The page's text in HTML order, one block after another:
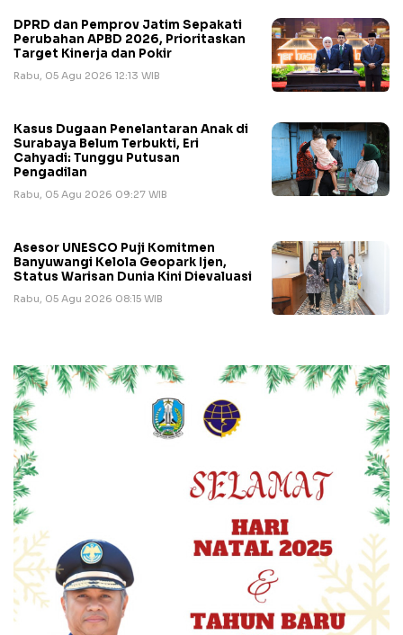
DPRD dan Pemprov Jatim Sepakati
Perubahan APBD 2026, Prioritaskan
Target Kinerja dan Pokir
Rabu, 05 Agu 2026 12:13 WIB
Kasus Dugaan Penelantaran Anak di
Surabaya Belum Terbukti, Eri
Cahyadi: Tunggu Putusan
Pengadilan
Rabu, 05 Agu 2026 09:27 WIB
Asesor UNESCO Puji Komitmen
Banyuwangi Kelola Geopark Ijen,
Status Warisan Dunia Kini Dievaluasi
Rabu, 05 Agu 2026 08:15 WIB